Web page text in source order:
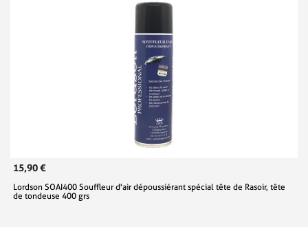
15,90 €
Lordson SOAI400 Souffleur d'air dépoussiérant spécial tête de Rasoir, tête
de tondeuse 400 grs